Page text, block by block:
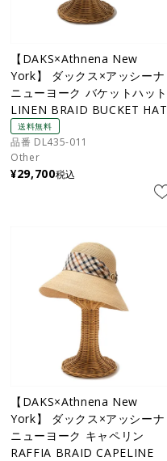
【DAKS×Athnena New
York】 ダックス×アッシーナ
ニューヨーク バケットハット
LINEN BRAID BUCKET HAT
送料無料
品番 DL435-011
Other
¥29,700税込
【DAKS×Athnena New
York】 ダックス×アッシーナ
ニューヨーク キャペリン
RAFFIA BRAID CAPELINE